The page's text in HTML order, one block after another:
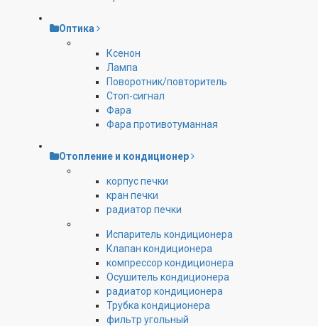
Оптика
Ксенон
Лампа
Поворотник/повторитель
Стоп-сигнал
Фара
Фара противотуманная
Отопление и кондиционер
корпус печки
кран печки
радиатор печки
Испаритель кондиционера
Клапан кондиционера
компрессор кондиционера
Осушитель кондиционера
радиатор кондиционера
Трубка кондиционера
фильтр угольный